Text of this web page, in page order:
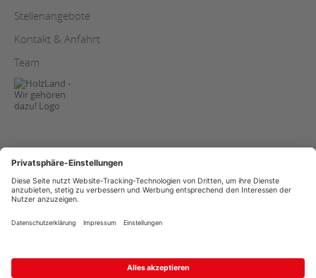
Stellenangebote
Kontakt & Anfahrt
Team
AGB
Datenschutz